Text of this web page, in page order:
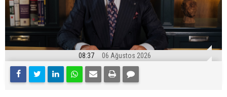
08:37 06 Ağustos 2026